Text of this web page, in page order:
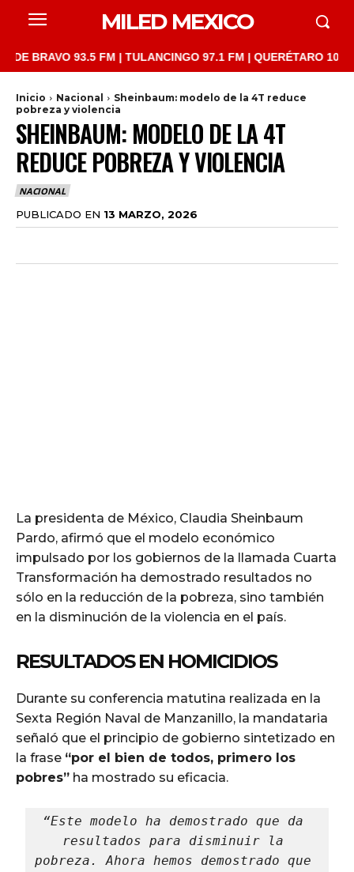
MILED MEXICO
93.5 FM | TULANCINGO 97.1 FM | QUERÉTARO 103.1 FM
Inicio Nacional
Sheinbaum: modelo de la 4T reduce
pobreza y violencia
SHEINBAUM: MODELO DE LA 4T
REDUCE POBREZA Y VIOLENCIA
NACIONAL
PUBLICADO EN 13 MARZO, 2026
La presidenta de México, Claudia Sheinbaum
Pardo, afirmó que el modelo económico
impulsado por los gobiernos de la llamada Cuarta
Transformación ha demostrado resultados no
sólo en la reducción de la pobreza, sino también
en la disminución de la violencia en el país.
RESULTADOS EN HOMICIDIOS
Durante su conferencia matutina realizada en la
Sexta Región Naval de Manzanillo, la mandataria
señaló que el principio de gobierno sintetizado en
la frase “por el bien de todos, primero los
pobres” ha mostrado su eficacia.
“Este modelo ha demostrado que da
resultados para disminuir la
pobreza. Ahora hemos demostrado que